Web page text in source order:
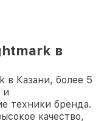
в
Казани, более 5
и
техники бренда.
качество,